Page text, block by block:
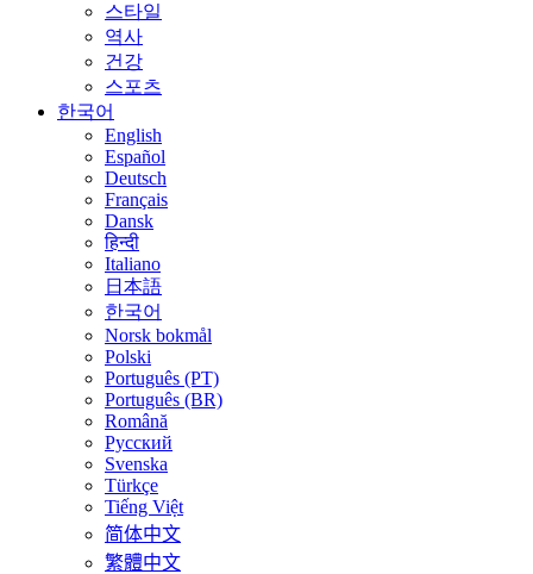
스타일
역사
건강
스포츠
한국어
English
Español
Deutsch
Français
Dansk
हिन्दी
Italiano
日本語
한국어
Norsk bokmål
Polski
Português (PT)
Português (BR)
Română
Русский
Svenska
Türkçe
Tiếng Việt
简体中文
繁體中文